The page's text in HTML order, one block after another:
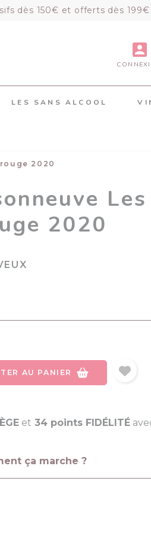
dès 150€ et offerts dès
VOIR LE PANIER
LES SANS ALCOOL
2020
Les
2020
AU PANIER
et 34 points FIDÉLITÉ
ça marche ?